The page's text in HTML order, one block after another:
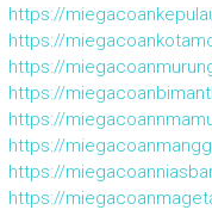
https://
https://
https://
https://
https://
https://
https://
https://